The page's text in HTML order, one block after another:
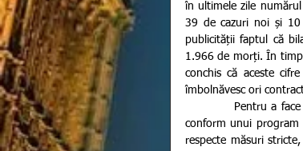
în ultimele zile
39 de cazuri noi și 10
publicității faptul că
1.966 de morți. În timp
conchis că aceste
îmbolnăvesc ori
conform unui program
respecte măsuri